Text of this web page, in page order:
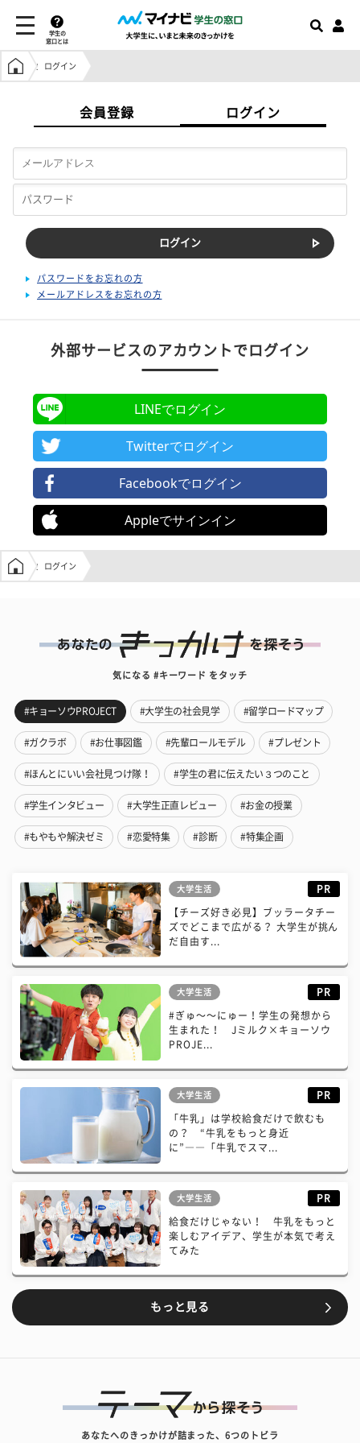
学生の
窓口とは
学生の窓口トップ
ログイン
会員登録 ログイン
パスワードをお忘れの方
メールアドレスをお忘れの方
外部サービスのアカウントでログイン
LINEでログイン
Twitterでログイン
Facebookでログイン
Appleでサインイン
学生の窓口トップ
ログイン
気になる #キーワード をタッチ
#キョーソウPROJECT #大学生の社会見学 #留学ロードマップ
#ガクラボ #お仕事図鑑 #先輩ロールモデル #プレゼント
#ほんとにいい会社見つけ隊！ #学生の君に伝えたい３つのこと
#学生インタビュー #大学生正直レビュー #お金の授業
#もやもや解決ゼミ #恋愛特集 #診断 #特集企画
大学生活 PR
【チーズ好き必見】ブッラータチー
ズでどこまで広がる？ 大学生が挑ん
だ自由す...
大学生活 PR
#ぎゅ〜〜にゅー！学生の発想から
生まれた！ Jミルク×キョーソウ
PROJE...
大学生活 PR
「牛乳」は学校給食だけで飲むも
の？ “牛乳をもっと身近
に”――「牛乳でスマ...
大学生活 PR
給食だけじゃない！ 牛乳をもっと
楽しむアイデア、学生が本気で考え
てみた
もっと見る
あなたへのきっかけが詰まった、6つのトビラ